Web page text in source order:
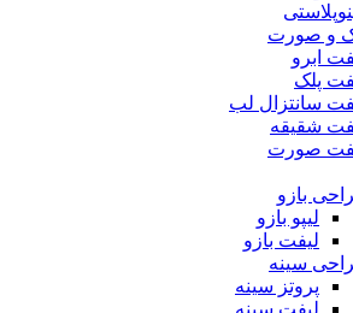
و صورت
ابرو
پلک
سانتزال لب
شقیقه
صورت
بازو
لیپو بازو
لیفت بازو
سینه
پروتز سینه
لیفت سینه